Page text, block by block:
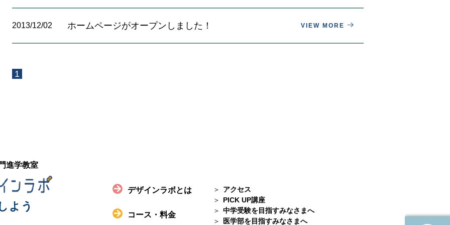
2013/12/02 ホームページがオープンしました！ VIEW MORE
1
進学教室
よう
デザインラボとは
コース・料金
アクセス
PICK UP講座
中学受験を目指すみなさまへ
医学部を目指すみなさまへ